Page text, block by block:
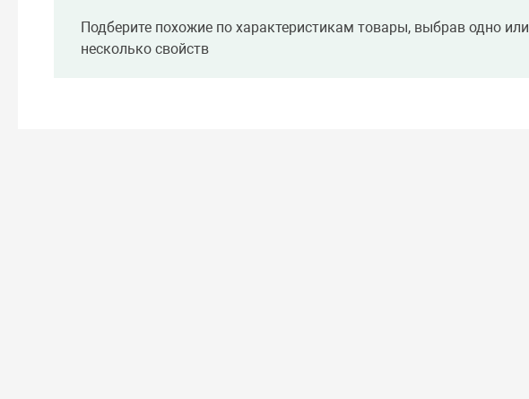
Подберите похожие по характеристикам товары, выбрав одно или
несколько свойств